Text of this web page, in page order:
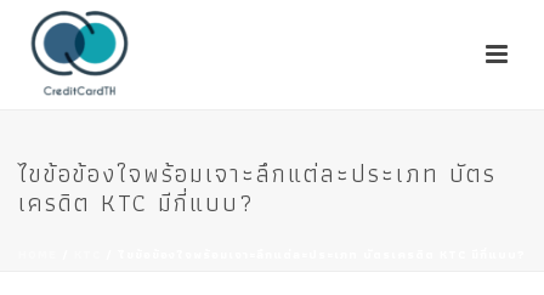
ไขข้อข้องใจพร้อมเจาะลึกแต่ละประเภท บัตร
เครดิต KTC มีกี่แบบ?